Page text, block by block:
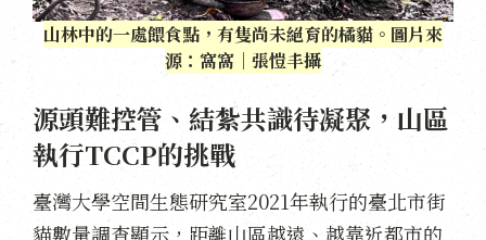
山林中的一處餵食點，有隻尚未絕育的橘貓。圖片來
源：窩窩｜張愷丰攝
源頭難控管、結紮共識待凝聚，山區
執行TCCP的挑戰
臺灣大學空間生態研究室2021年執行的臺北市街
貓數量調查顯示，距離山區越遠、越靠近都市的